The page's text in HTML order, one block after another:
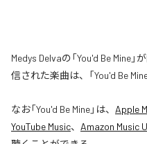
Medys Delvaの「You'd Be Mine
信された楽曲は、「You'd Be
なお「You'd Be Mine」は、 Apple
YouTube Music、 Amazon Music